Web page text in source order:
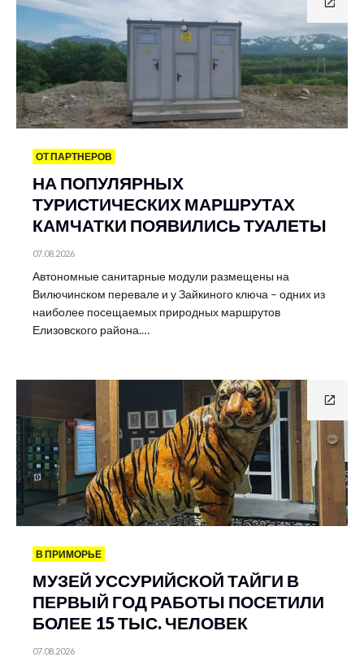
ОТ ПАРТНЕРОВ
НА ПОПУЛЯРНЫХ
ТУРИСТИЧЕСКИХ МАРШРУТАХ
КАМЧАТКИ ПОЯВИЛИСЬ ТУАЛЕТЫ
07.08.2026
Автономные санитарные модули размещены на
Вилючинском перевале и у Зайкиного ключа – одних из
наиболее посещаемых природных маршрутов
Елизовского района.…
В ПРИМОРЬЕ
МУЗЕЙ УССУРИЙСКОЙ ТАЙГИ В
ПЕРВЫЙ ГОД РАБОТЫ ПОСЕТИЛИ
БОЛЕЕ 15 ТЫС. ЧЕЛОВЕК
07.08.2026